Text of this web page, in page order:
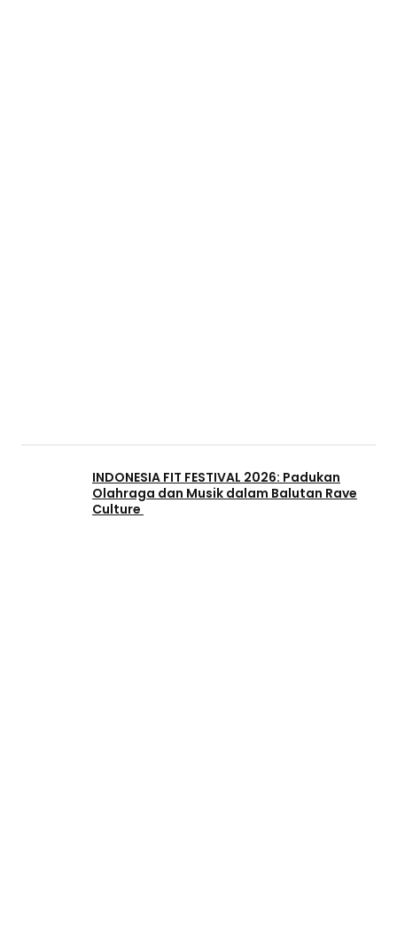
INDONESIA FIT FESTIVAL 2026: Padukan
Olahraga dan Musik dalam Balutan Rave
Culture